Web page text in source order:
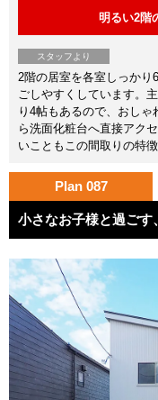
明るい2階
スタッフより
2階の居室を各室しっかり
ごしやすくしています。
り4帖もあるので、おし
ら洗面化粧台へ直接アク
いこともこの間取りの特徴
Plan 087
小さなお子様と過ごす